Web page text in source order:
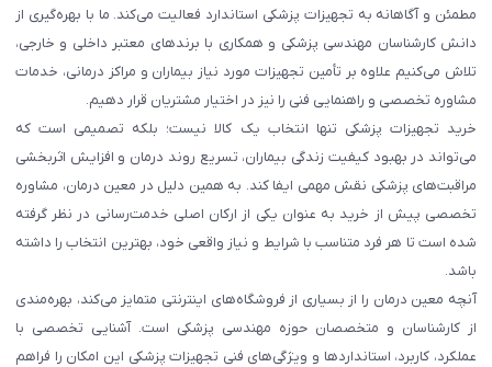
مطمئن و آگاهانه به تجهیزات پزشکی استاندارد فعالیت می‌کند. ما با بهره‌گیری از
دانش کارشناسان مهندسی پزشکی و همکاری با برندهای معتبر داخلی و خارجی،
تلاش می‌کنیم علاوه بر تأمین تجهیزات مورد نیاز بیماران و مراکز درمانی، خدمات
مشاوره تخصصی و راهنمایی فنی را نیز در اختیار مشتریان قرار دهیم.
خرید تجهیزات پزشکی تنها انتخاب یک کالا نیست؛ بلکه تصمیمی است که
می‌تواند در بهبود کیفیت زندگی بیماران، تسریع روند درمان و افزایش اثربخشی
مراقبت‌های پزشکی نقش مهمی ایفا کند. به همین دلیل در معین درمان، مشاوره
تخصصی پیش از خرید به عنوان یکی از ارکان اصلی خدمت‌رسانی در نظر گرفته
شده است تا هر فرد متناسب با شرایط و نیاز واقعی خود، بهترین انتخاب را داشته
باشد.
آنچه معین درمان را از بسیاری از فروشگاه‌های اینترنتی متمایز می‌کند، بهره‌مندی
از کارشناسان و متخصصان حوزه مهندسی پزشکی است. آشنایی تخصصی با
عملکرد، کاربرد، استانداردها و ویژگی‌های فنی تجهیزات پزشکی این امکان را فراهم